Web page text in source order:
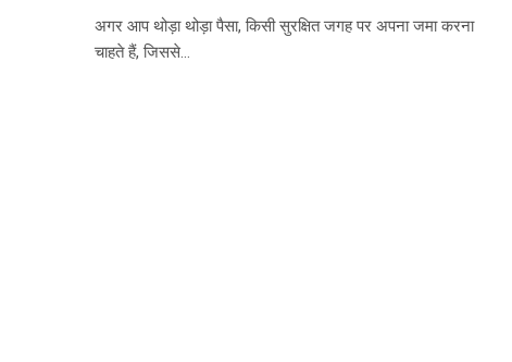
अगर आप थोड़ा थोड़ा पैसा, किसी सुरक्षित जगह पर अपना जमा करना
चाहते हैं, जिससे…